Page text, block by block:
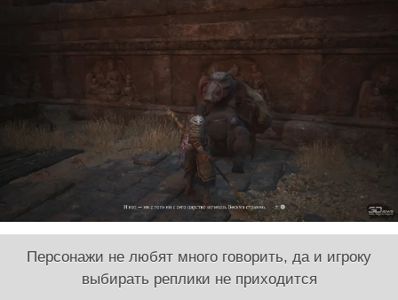
Персонажи не любят много говорить, да и игроку
выбирать реплики не приходится